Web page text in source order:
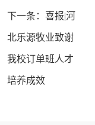
下一条： 喜报|河
北乐源牧业致谢
我校订单班人才
培养成效